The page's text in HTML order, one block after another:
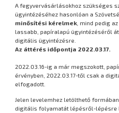
A fegyvervásárlásokhoz szükséges
ügyintézéséhez hasonlóan a
minősítési kérelmek , mind pedig az
lassabb, papíralapú ügyintézéséről
digitális ügyintézésre.
Az áttérés időpontja 2022.03.17.
2022.03.16-ig a már megszokott,
érvényben, 2022.03.17-től csak a
elfogadott.
Jelen levelemhez letölthető
digitális folyamatát lépésről-lépésre